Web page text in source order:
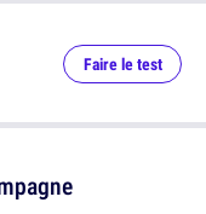
Faire le test